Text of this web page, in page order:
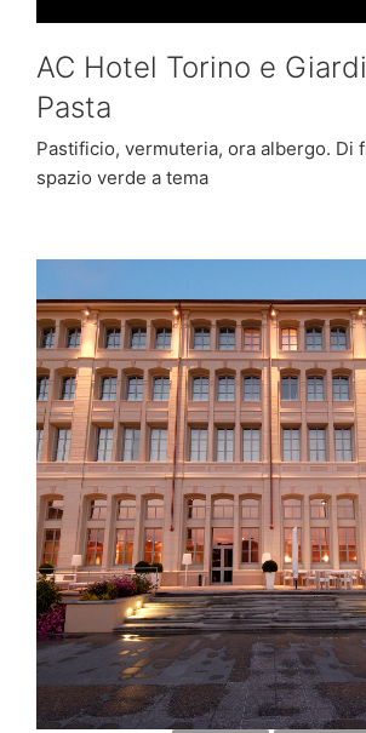
AC Hotel Torino e
Pasta
Pastificio, vermuteria, ora albergo. Di
spazio verde a tema